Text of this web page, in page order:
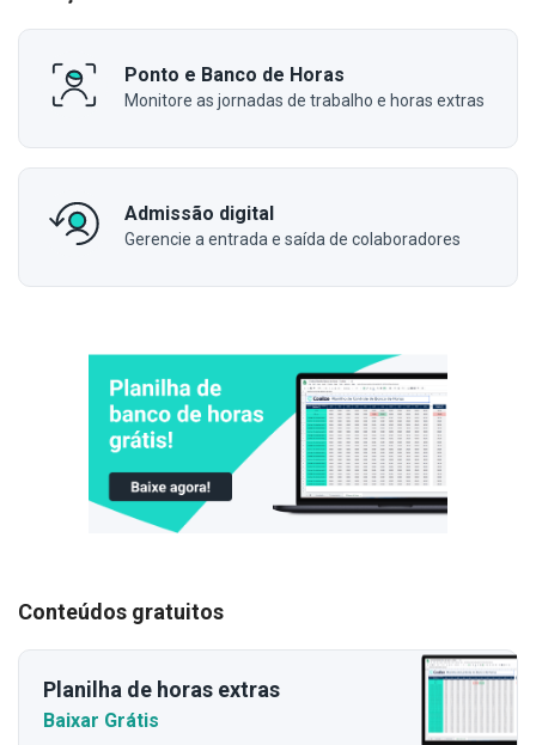
Ponto e Banco de Horas
Monitore as jornadas de trabalho e horas extras
Admissão digital
Gerencie a entrada e saída de colaboradores
Conteúdos gratuitos
Planilha de horas extras
Baixar Grátis